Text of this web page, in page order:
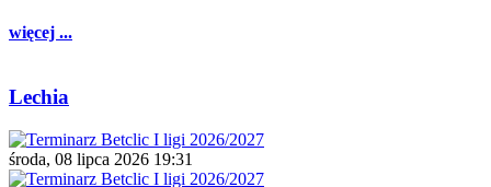
więcej ...
Lechia
środa, 08 lipca 2026 19:31